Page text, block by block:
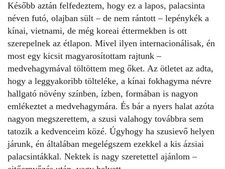
Később aztán felfedeztem, hogy ez a lapos, palacsinta
néven futó, olajban sült – de nem rántott – lepénykék a
kínai, vietnami, de még koreai éttermekben is ott
szerepelnek az étlapon. Mivel ilyen internacionálisak, én
most egy kicsit magyarosítottam rajtunk –
medvehagymával töltöttem meg őket. Az ötletet az adta,
hogy a leggyakoribb tölteléke, a kínai fokhagyma névre
hallgató növény színben, ízben, formában is nagyon
emlékeztet a medvehagymára. És bár a nyers halat azóta
nagyon megszerettem, a szusi valahogy továbbra sem
tatozik a kedvenceim közé. Úgyhogy ha szusievő helyen
járunk, én általában megelégszem ezekkel a kis ázsiai
palacsintákkal. Nektek is nagy szeretettel ajánlom –